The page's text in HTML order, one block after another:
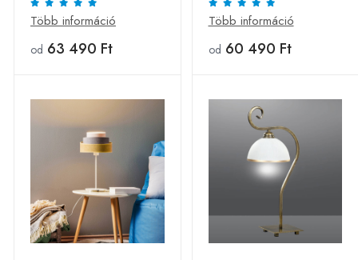
50cm
Több információ
od 63 490 Ft
Több információ
od 60 490 Ft